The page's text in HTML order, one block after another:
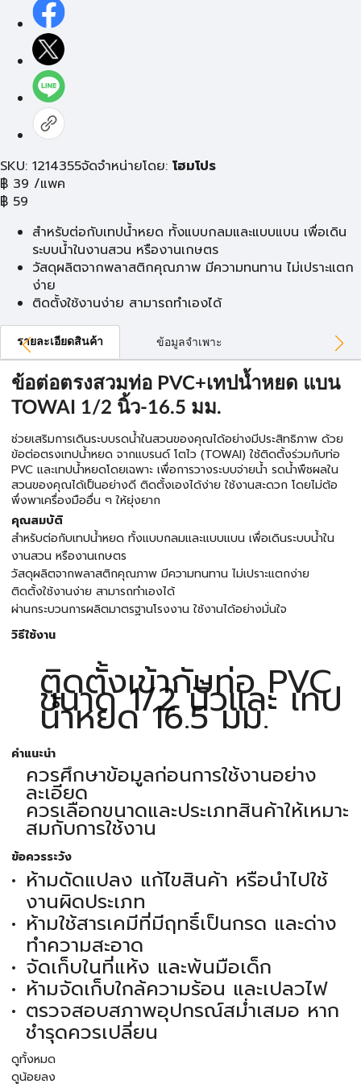
SKU: 1214355จัดจำหน่ายโดย: โฮมโปร
฿ 39 /แพค
฿ 59
สำหรับต่อกับเทปน้ำหยด ทั้งแบบกลมและแบบแบน เพื่อเดิน
ระบบน้ำในงานสวน หรืองานเกษตร
วัสดุผลิตจากพลาสติกคุณภาพ มีความทนทาน ไม่เปราะแตก
ง่าย
ติดตั้งใช้งานง่าย สามารถทำเองได้
รายละเอียดสินค้า ข้อมูลจำเพาะ
ข้อต่อตรงสวมท่อ PVC+เทปน้ำหยด แบน
TOWAI 1/2 นิ้ว-16.5 มม.
ช่วยเสริมการเดินระบบรดน้ำในสวนของคุณได้อย่างมีประสิทธิภาพ ด้วย
ข้อต่อตรงเทปน้ำหยด จากแบรนด์ โตไว (TOWAI) ใช้ติดตั้งร่วมกับท่อ
PVC และเทปน้ำหยดโดยเฉพาะ เพื่อการวางระบบจ่ายน้ำ รดน้ำพืชผลใน
สวนของคุณได้เป็นอย่างดี ติดตั้งเองได้ง่าย ใช้งานสะดวก โดยไม่ต้อ
พึ่งพาเครื่องมืออื่น ๆ ให้ยุ่งยาก
คุณสมบัติ
สำหรับต่อกับเทปน้ำหยด ทั้งแบบกลมและแบบแบน เพื่อเดินระบบน้ำใน
งานสวน หรืองานเกษตร
วัสดุผลิตจากพลาสติกคุณภาพ มีความทนทาน ไม่เปราะแตกง่าย
ติดตั้งใช้งานง่าย สามารถทำเองได้
ผ่านกระบวนการผลิตมาตรฐานโรงงาน ใช้งานได้อย่างมั่นใจ
วิธีใช้งาน
ติดตั้งเข้ากับท่อ PVC
ขนาด 1/2 นิ้วและ เทป
น้ำหยด 16.5 มม.
คำแนะนำ
ควรศึกษาข้อมูลก่อนการใช้งานอย่าง
ละเอียด
ควรเลือกขนาดและประเภทสินค้าให้เหมาะ
สมกับการใช้งาน
ข้อควรระวัง
ห้ามดัดแปลง แก้ไขสินค้า หรือนำไปใช้
งานผิดประเภท
ห้ามใช้สารเคมีที่มีฤทธิ์เป็นกรด และด่าง
ทำความสะอาด
จัดเก็บในที่แห้ง และพ้นมือเด็ก
ห้ามจัดเก็บใกล้ความร้อน และเปลวไฟ
ตรวจสอบสภาพอุปกรณ์สม่ำเสมอ หาก
ชำรุดควรเปลี่ยน
ดูทั้งหมด
ดูน้อยลง